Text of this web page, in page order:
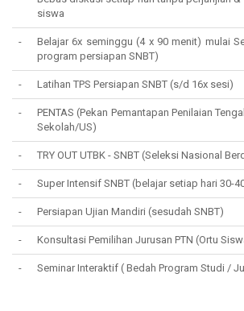
siswa
-
Belajar 6x seminggu (4 x 90 menit) mulai
program persiapan SNBT)
- Latihan TPS Persiapan SNBT (s/d 16x sesi)
-
PENTAS (Pekan Pemantapan Penilaian
Sekolah/US)
- TRY OUT UTBK - SNBT (Seleksi Nasional
- Super Intensif SNBT (belajar setiap hari 30-
- Persiapan Ujian Mandiri (sesudah SNBT)
- Konsultasi Pemilihan Jurusan PTN (Ortu
- Seminar Interaktif ( Bedah Program Studi /